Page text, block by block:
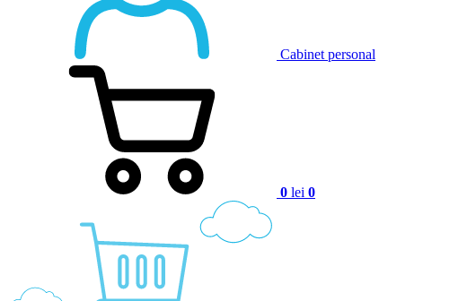
Cabinet personal
0 lei 0